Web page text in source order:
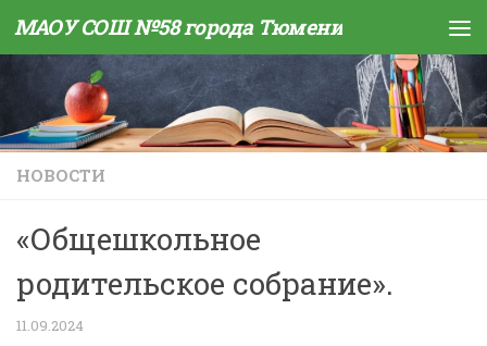
Skip to content
МАОУ СОШ №58 города Тюмени
НОВОСТИ
«Общешкольное
родительское собрание».
11.09.2024